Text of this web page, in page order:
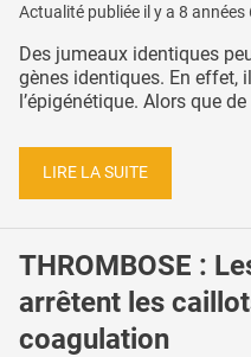
Actualité publiée il y a 8 années
Des jumeaux identiques
gènes identiques. En effet,
l’épigénétique. Alors que
LIRE LA SUITE
THROMBOSE :
arrêtent les
coagulation